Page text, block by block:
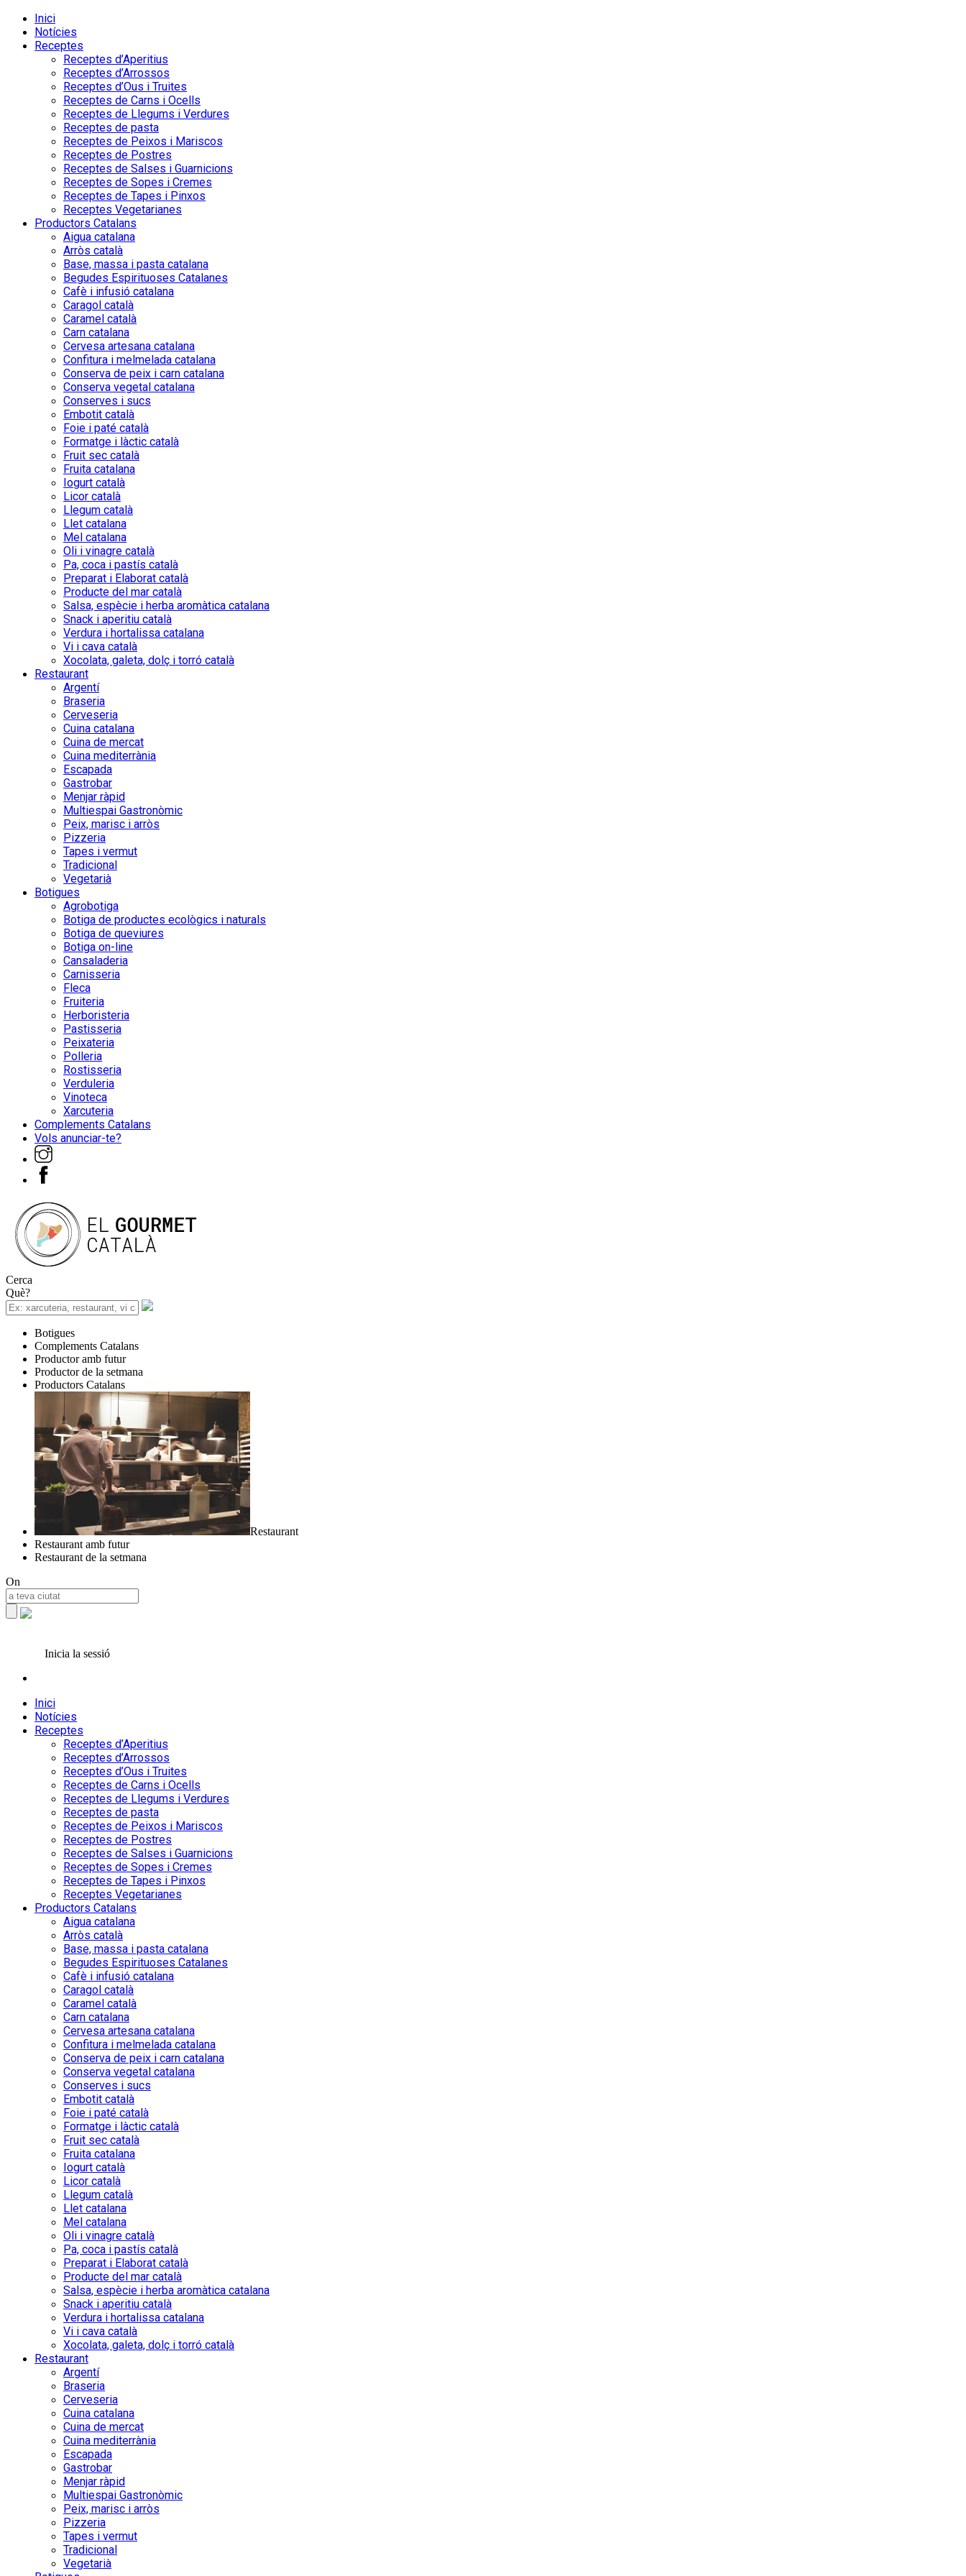
Inici
Notícies
Receptes
Receptes d’Aperitius
Receptes d’Arrossos
Receptes d’Ous i Truites
Receptes de Carns i Ocells
Receptes de Llegums i Verdures
Receptes de pasta
Receptes de Peixos i Mariscos
Receptes de Postres
Receptes de Salses i Guarnicions
Receptes de Sopes i Cremes
Receptes de Tapes i Pinxos
Receptes Vegetarianes
Productors Catalans
Aigua catalana
Arròs català
Base, massa i pasta catalana
Begudes Espirituoses Catalanes
Cafè i infusió catalana
Caragol català
Caramel català
Carn catalana
Cervesa artesana catalana
Confitura i melmelada catalana
Conserva de peix i carn catalana
Conserva vegetal catalana
Conserves i sucs
Embotit català
Foie i paté català
Formatge i làctic català
Fruit sec català
Fruita catalana
Iogurt català
Licor català
Llegum català
Llet catalana
Mel catalana
Oli i vinagre català
Pa, coca i pastís català
Preparat i Elaborat català
Producte del mar català
Salsa, espècie i herba aromàtica catalana
Snack i aperitiu català
Verdura i hortalissa catalana
Vi i cava català
Xocolata, galeta, dolç i torró català
Restaurant
Argentí
Braseria
Cerveseria
Cuina catalana
Cuina de mercat
Cuina mediterrània
Escapada
Gastrobar
Menjar ràpid
Multiespai Gastronòmic
Peix, marisc i arròs
Pizzeria
Tapes i vermut
Tradicional
Vegetarià
Botigues
Agrobotiga
Botiga de productes ecològics i naturals
Botiga de queviures
Botiga on-line
Cansaladeria
Carnisseria
Fleca
Fruiteria
Herboristeria
Pastisseria
Peixateria
Polleria
Rostisseria
Verduleria
Vinoteca
Xarcuteria
Complements Catalans
Vols anunciar-te?
Cerca
Què?
Botigues
Complements Catalans
Productor amb futur
Productor de la setmana
Productors Catalans
Restaurant
Restaurant amb futur
Restaurant de la setmana
On
Inicia la sessió
Inici
Notícies
Receptes
Receptes d’Aperitius
Receptes d’Arrossos
Receptes d’Ous i Truites
Receptes de Carns i Ocells
Receptes de Llegums i Verdures
Receptes de pasta
Receptes de Peixos i Mariscos
Receptes de Postres
Receptes de Salses i Guarnicions
Receptes de Sopes i Cremes
Receptes de Tapes i Pinxos
Receptes Vegetarianes
Productors Catalans
Aigua catalana
Arròs català
Base, massa i pasta catalana
Begudes Espirituoses Catalanes
Cafè i infusió catalana
Caragol català
Caramel català
Carn catalana
Cervesa artesana catalana
Confitura i melmelada catalana
Conserva de peix i carn catalana
Conserva vegetal catalana
Conserves i sucs
Embotit català
Foie i paté català
Formatge i làctic català
Fruit sec català
Fruita catalana
Iogurt català
Licor català
Llegum català
Llet catalana
Mel catalana
Oli i vinagre català
Pa, coca i pastís català
Preparat i Elaborat català
Producte del mar català
Salsa, espècie i herba aromàtica catalana
Snack i aperitiu català
Verdura i hortalissa catalana
Vi i cava català
Xocolata, galeta, dolç i torró català
Restaurant
Argentí
Braseria
Cerveseria
Cuina catalana
Cuina de mercat
Cuina mediterrània
Escapada
Gastrobar
Menjar ràpid
Multiespai Gastronòmic
Peix, marisc i arròs
Pizzeria
Tapes i vermut
Tradicional
Vegetarià